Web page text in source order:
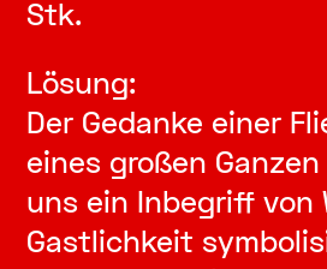
Stk.
Lösung:
Der Gedanke einer
eines großen
uns ein Inbegriff von
Gastlichkeit